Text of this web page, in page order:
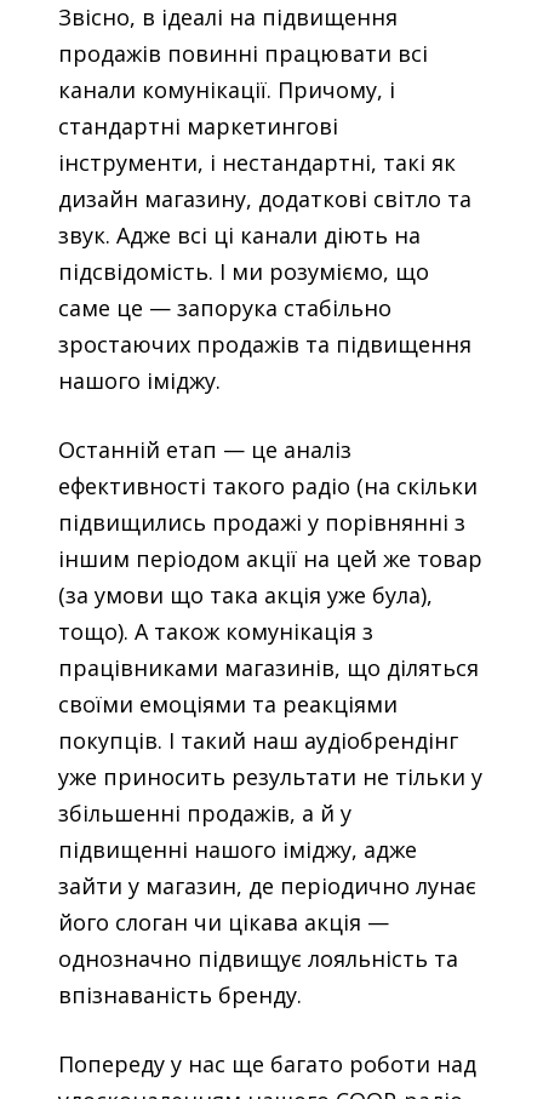
Звісно, в ідеалі на підвищення
продажів повинні працювати всі
канали комунікації. Причому, і
стандартні маркетингові
інструменти, і нестандартні, такі як
дизайн магазину, додаткові світло та
звук. Адже всі ці канали діють на
підсвідомість. І ми розуміємо, що
саме це — запорука стабільно
зростаючих продажів та підвищення
нашого іміджу.
Останній етап — це аналіз
ефективності такого радіо (на скільки
підвищились продажі у порівнянні з
іншим періодом акції на цей же товар
(за умови що така акція уже була),
тощо). А також комунікація з
працівниками магазинів, що діляться
своїми емоціями та реакціями
покупців. І такий наш аудіобрендінг
уже приносить результати не тільки у
збільшенні продажів, а й у
підвищенні нашого іміджу, адже
зайти у магазин, де періодично лунає
його слоган чи цікава акція —
однозначно підвищує лояльність та
впізнаваність бренду.
Попереду у нас ще багато роботи над